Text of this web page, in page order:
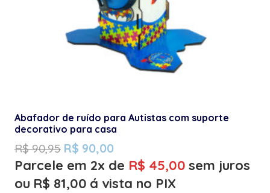
Abafador de ruído para Autistas com suporte
decorativo para casa
R$90,95 R$ 90,00
Parcele em 2x de R$ 45,00 sem juros
ou R$ 81,00 á vista no PIX